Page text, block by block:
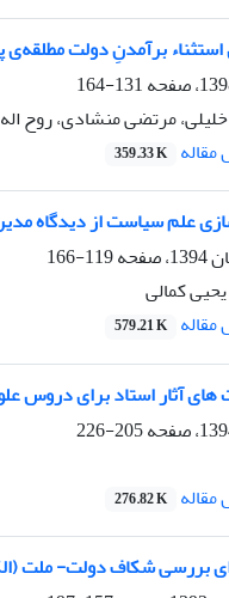
برآمدنِ دولت مطلقه‌ی
131-164
مرتضی منشادی، روح
359.33 K
علم سیاست از دیدگاه
119-166
کمالی
579.21 K
آثار استاد برای دروس
205-226
276.82 K
بررسی شکاف دولت- ملت